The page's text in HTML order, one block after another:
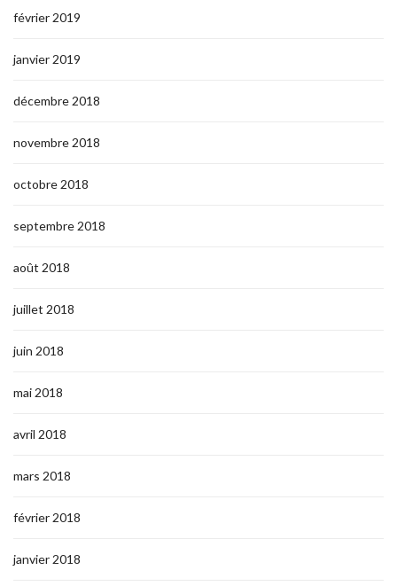
février 2019
janvier 2019
décembre 2018
novembre 2018
octobre 2018
septembre 2018
août 2018
juillet 2018
juin 2018
mai 2018
avril 2018
mars 2018
février 2018
janvier 2018